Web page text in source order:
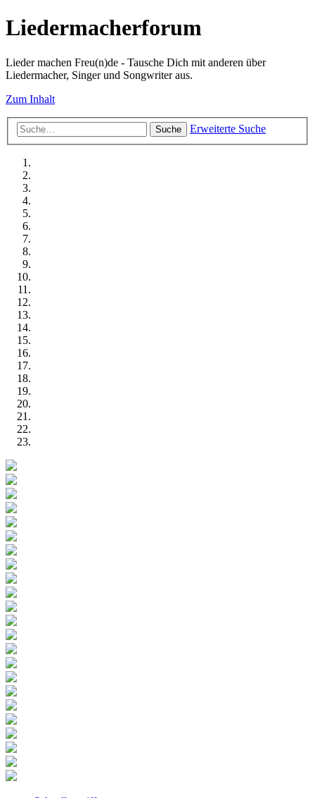
Liedermacherforum
Lieder machen Freu(n)de - Tausche Dich mit anderen über
Liedermacher, Singer und Songwriter aus.
Zum Inhalt
Suche Erweiterte Suche